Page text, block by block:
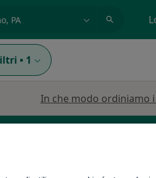
• 1
In che modo ordiniamo